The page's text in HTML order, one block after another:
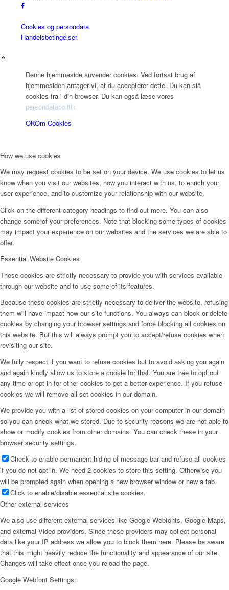
Cookies og persondata
Handelsbetingelser
Denne hjemmeside anvender cookies. Ved fortsat brug af
hjemmesiden antager vi, at du accepterer dette. Du kan slå
cookies fra i din browser. Du kan også læse vores
persondatapolitik
OKOm Cookies
How we use cookies
We may request cookies to be set on your device. We use cookies to let us
know when you visit our websites, how you interact with us, to enrich your
user experience, and to customize your relationship with our website.
Click on the different category headings to find out more. You can also
change some of your preferences. Note that blocking some types of cookies
may impact your experience on our websites and the services we are able to
offer.
Essential Website Cookies
These cookies are strictly necessary to provide you with services available
through our website and to use some of its features.
Because these cookies are strictly necessary to deliver the website, refusing
them will have impact how our site functions. You always can block or delete
cookies by changing your browser settings and force blocking all cookies on
this website. But this will always prompt you to accept/refuse cookies when
revisiting our site.
We fully respect if you want to refuse cookies but to avoid asking you again
and again kindly allow us to store a cookie for that. You are free to opt out
any time or opt in for other cookies to get a better experience. If you refuse
cookies we will remove all set cookies in our domain.
We provide you with a list of stored cookies on your computer in our domain
so you can check what we stored. Due to security reasons we are not able to
show or modify cookies from other domains. You can check these in your
browser security settings.
Check to enable permanent hiding of message bar and refuse all cookies
if you do not opt in. We need 2 cookies to store this setting. Otherwise you
will be prompted again when opening a new browser window or new a tab.
Click to enable/disable essential site cookies.
Other external services
We also use different external services like Google Webfonts, Google Maps,
and external Video providers. Since these providers may collect personal
data like your IP address we allow you to block them here. Please be aware
that this might heavily reduce the functionality and appearance of our site.
Changes will take effect once you reload the page.
Google Webfont Settings: